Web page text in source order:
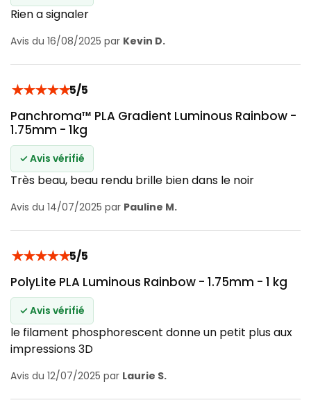
Rien a signaler
Avis du 16/08/2025 par Kevin D.
★★★★★5/5
Panchroma™ PLA Gradient Luminous Rainbow -
1.75mm - 1kg
✓ Avis vérifié
Très beau, beau rendu brille bien dans le noir
Avis du 14/07/2025 par Pauline M.
★★★★★5/5
PolyLite PLA Luminous Rainbow - 1.75mm - 1 kg
✓ Avis vérifié
le filament phosphorescent donne un petit plus aux
impressions 3D
Avis du 12/07/2025 par Laurie S.